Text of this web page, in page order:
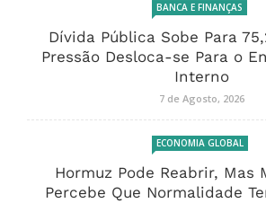
BANCA E FINANÇAS
Dívida Pública Sobe Para
Pressão Desloca-se Para o
Interno
7 de Agosto, 2026
ECONOMIA GLOBAL
Hormuz Pode Reabrir, Mas
Percebe Que Normalidade